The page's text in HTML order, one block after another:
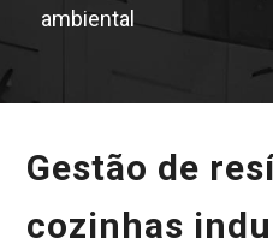
ambiental
Gestão de
cozinhas